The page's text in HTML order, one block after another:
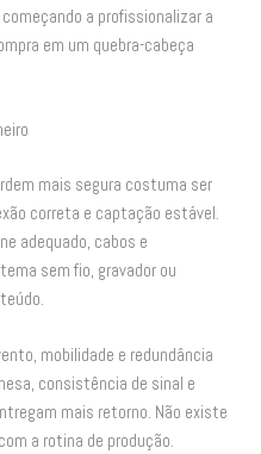
a profissionalizar a
em um quebra-cabeça
mais segura costuma ser
correta e captação estável.
adequado, cabos e
sem fio, gravador ou
mobilidade e redundância
consistência de sinal e
mais retorno. Não existe
a rotina de produção.